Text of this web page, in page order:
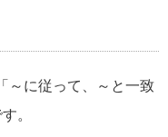
～に従って、～と一致
。